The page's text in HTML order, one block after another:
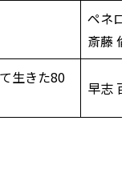
ペネロ
斎藤
生きた80
早志